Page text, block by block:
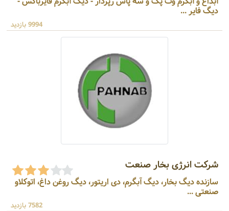
دیگ فایر ...
9994 بازدید
شرکت انرژی بخار صنعت
سازنده دیگ بخار، دیگ آبگرم، دی اریتور، دیگ روغن داغ، اتوکلاو
صنعتی ...
7582 بازدید